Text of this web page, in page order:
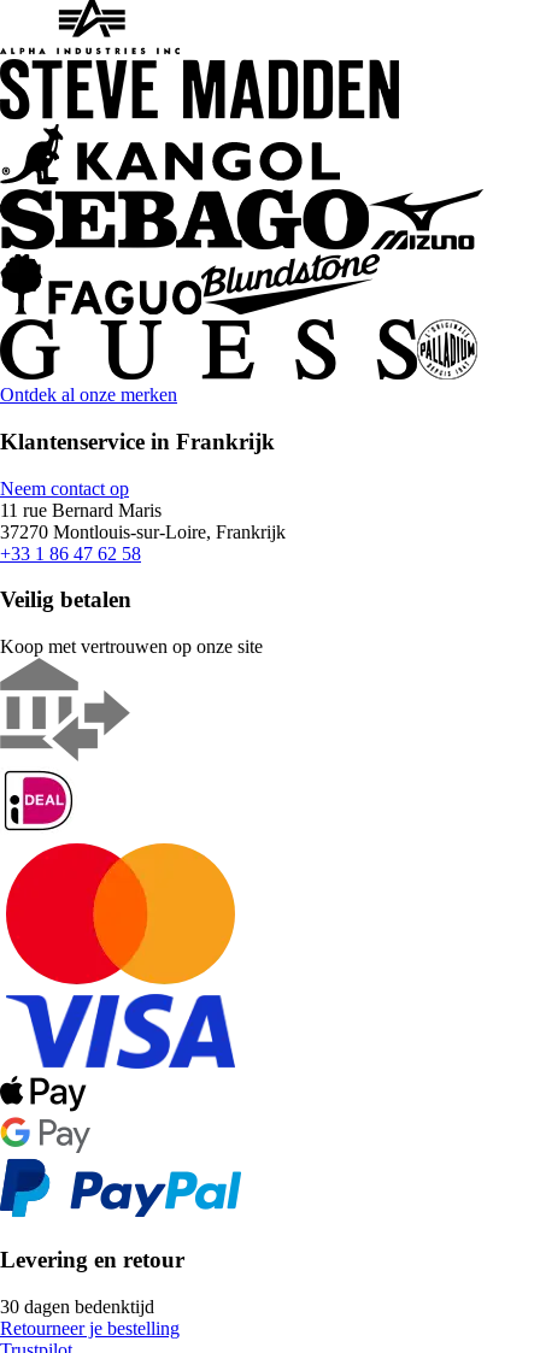
Ontdek al onze merken
Klantenservice in Frankrijk
Neem contact op
11 rue Bernard Maris
37270 Montlouis-sur-Loire, Frankrijk
+33 1 86 47 62 58
Veilig betalen
Koop met vertrouwen op onze site
Levering en retour
30 dagen bedenktijd
Retourneer je bestelling